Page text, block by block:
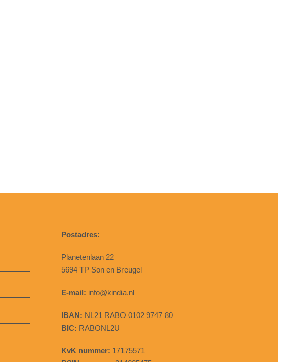
Postadres:
Planetenlaan 22
5694 TP Son en Breugel
E-mail: info@kindia.nl
IBAN: NL21 RABO 0102 9747 80
BIC: RABONL2U
KvK nummer: 17175571